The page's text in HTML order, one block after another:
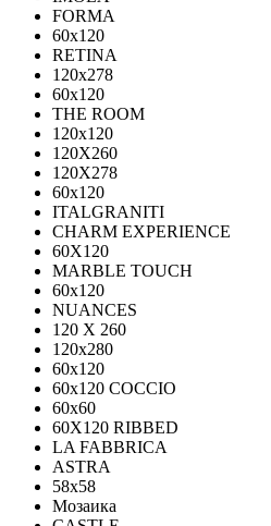
FORMA
60x120
RETINA
120x278
60x120
THE ROOM
120x120
120X260
120X278
60x120
ITALGRANITI
CHARM EXPERIENCE
60X120
MARBLE TOUCH
60х120
NUANCES
120 X 260
120x280
60x120
60x120 COCCIO
60x60
60Х120 RIBBED
LA FABBRICA
ASTRA
58x58
Мозаика